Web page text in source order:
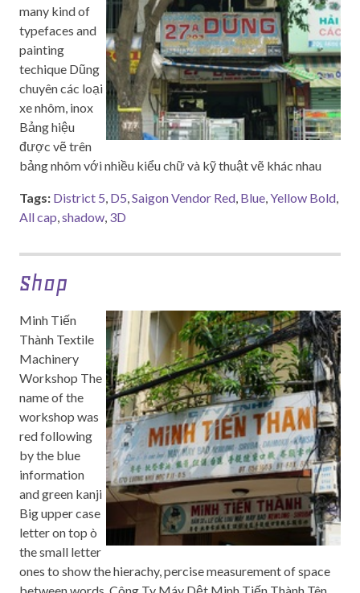
many kind of
typefaces and
painting
techique Dũng
chuyên các loại
xe nhôm, inox
Bảng hiệu
được vẽ trên
bảng nhôm với nhiều kiểu chữ và kỹ thuật vẽ khác nhau
Tags: District 5, D5,Saigon Vendor Red, Blue,Yellow Bold,
All cap,shadow, 3D
Shop
Minh Tiến
Thành Textile
Machinery
Workshop The
name of the
workshop was
red following
by the blue
information
and green kanji
Big upper case
letter on top ò
the small letter
ones to show the hierachy, percise measurement of space